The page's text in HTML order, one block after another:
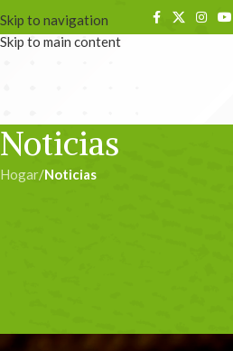
Skip to navigation
Skip to main content
Noticias
Hogar/Noticias